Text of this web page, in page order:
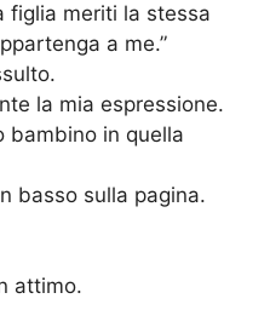
figlia meriti la stessa
a me.”
la mia espressione.
bambino in quella
basso sulla pagina.
attimo.